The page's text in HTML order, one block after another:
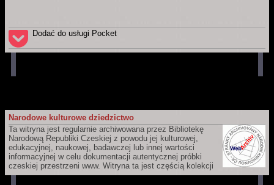
Dodać do usługi Pocket
Narodowe kulturowe dziedzictwo
Ta witryna jest regularnie archiwowana przez Bibliotekę
Narodową Republiki Czeskiej z powodu jej kulturowej,
edukacyjnej, naukowej, badawczej lub innej wartości
informacyjnej w celu dokumentacji autentycznej próbki
czeskiej przestrzeni www. Witryna ta jest częścią kolekcji
czeskich witryn webowych, które ma Biblioteka Narodowa Republiki